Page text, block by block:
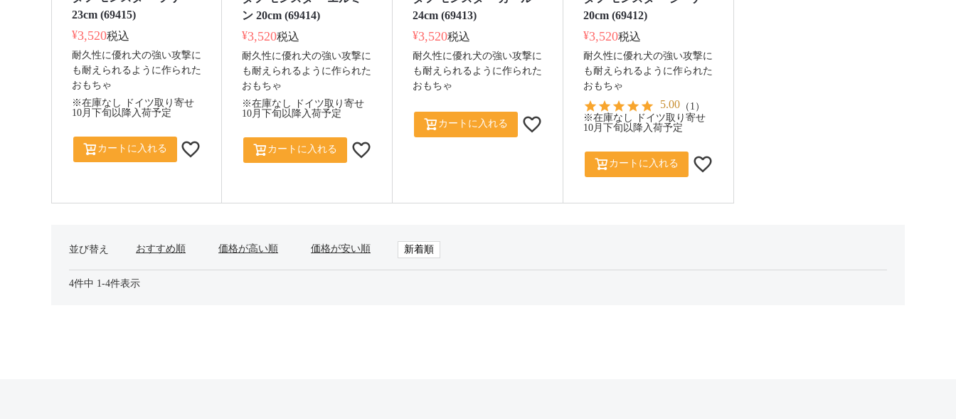
23cm (69415)
¥3,520税込
耐久性に優れ犬の強い攻撃に
も耐えられるように作られた
おもちゃ
※在庫なし ドイツ取り寄せ
10月下旬以降入荷予定
カートに入れる
ン 20cm (69414)
¥3,520税込
耐久性に優れ犬の強い攻撃に
も耐えられるように作られた
おもちゃ
※在庫なし ドイツ取り寄せ
10月下旬以降入荷予定
カートに入れる
24cm (69413)
¥3,520税込
耐久性に優れ犬の強い攻撃に
も耐えられるように作られた
おもちゃ
カートに入れる
20cm (69412)
¥3,520税込
耐久性に優れ犬の強い攻撃に
も耐えられるように作られた
おもちゃ
5.00 （ 1 ）
※在庫なし ドイツ取り寄せ
10月下旬以降入荷予定
カートに入れる
並び替え おすすめ順 価格が高い順 価格が安い順 新着順
4件中 1 -4件表示